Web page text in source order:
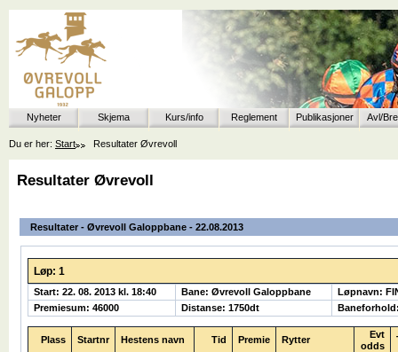
Nyheter Skjema Kurs/info Reglement Publikasjoner Avl/
Du er her: Start Resultater Øvrevoll
Resultater Øvrevoll
Resultater - Øvrevoll Galoppbane - 22.08.2013
Løp: 1
Start: 22. 08. 2013 kl. 18:40 Bane: Øvrevoll Galoppbane
Løpnavn:
Premiesum: 46000
Distanse: 1750dt
Plass Startnr Hestens navn Tid Premie Rytter
Evt
odds